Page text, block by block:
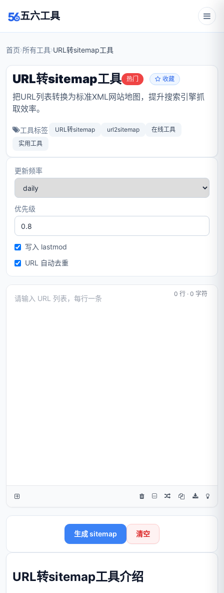
五六工具
首页 所有工具 URL转sitemap工具
URL转sitemap工具 热门 收藏
把URL列表转换为标准XML网站地图，提升搜索引擎抓
取效率。
工具标签 URL转sitemap url2sitemap
在线工具
实用工具
更新频率
优先级
写入 lastmod
URL 自动去重
0 行 · 0 字符
生成 sitemap 清空
URL转sitemap工具介绍